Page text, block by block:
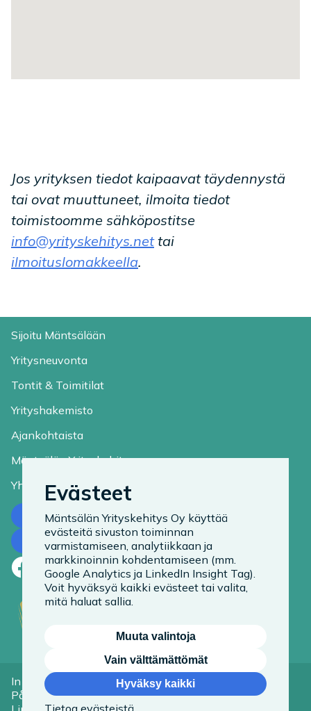
Jos yrityksen tiedot kaipaavat täydennystä
tai ovat muuttuneet, ilmoita tiedot
toimistoomme sähköpostitse
info@yrityskehitys.nettai
ilmoituslomakkeella.
Sijoitu Mäntsälään
Yritysneuvonta
Tontit & Toimitilat
Yrityshakemisto
Ajankohtaista
Mäntsälän Yrityskehitys
Yhteystiedot
Ota yhteyttä
Tilaa uutiskirje
Facebook
LinkedIn
Instagram
In English
På Svenska
Tietoa evästeistä
Saavutettavuusseloste
Evästeet
Mäntsälän Yrityskehitys Oy käyttää
evästeitä sivuston toiminnan
varmistamiseen, analytiikkaan ja
markkinoinnin kohdentamiseen (mm.
Google Analytics ja LinkedIn Insight Tag).
Voit hyväksyä kaikki evästeet tai valita,
mitä haluat sallia.
Muuta valintoja
Vain välttämättömät
Hyväksy kaikki
Tietoa evästeistä